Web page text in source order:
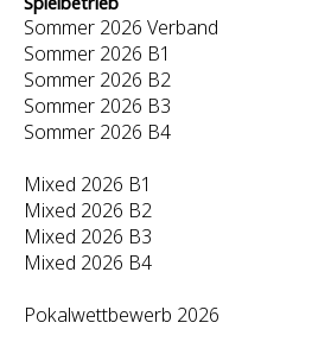
Sommer 2026 Verband
Sommer 2026 B1
Sommer 2026 B2
Sommer 2026 B3
Sommer 2026 B4
Mixed 2026 B1
Mixed 2026 B2
Mixed 2026 B3
Mixed 2026 B4
Pokalwettbewerb 2026